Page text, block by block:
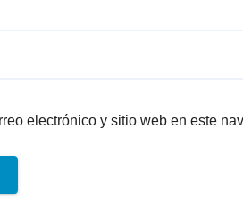
electrónico y sitio web en este